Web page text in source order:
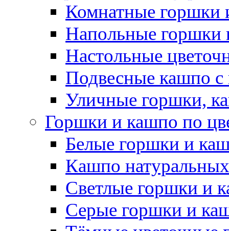
Комнатные горшки
Напольные горшки
Настольные
Подвесные кашпо с
Уличные горшки,
Горшки и кашпо по
Белые горшки и
Кашпо
Светлые горшки и
Серые горшки и